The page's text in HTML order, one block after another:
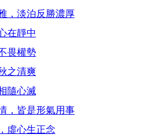
，淡泊反勝濃厚
在靜中
畏權勢
之清爽
隨心滅
，皆是形氣用事
虛心生正念